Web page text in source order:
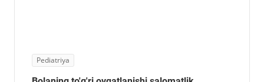
Pediatriya